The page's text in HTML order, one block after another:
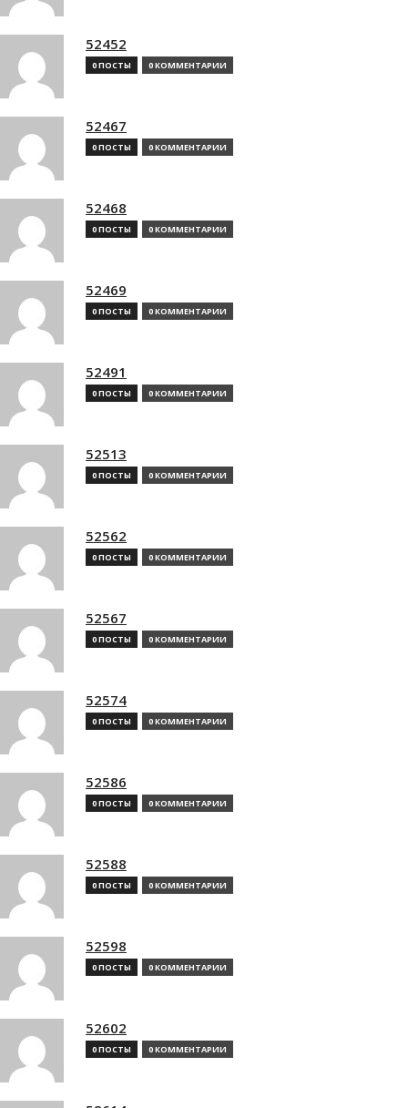
52452
0 ПОСТЫ 0 КОММЕНТАРИИ
52467
0 ПОСТЫ 0 КОММЕНТАРИИ
52468
0 ПОСТЫ 0 КОММЕНТАРИИ
52469
0 ПОСТЫ 0 КОММЕНТАРИИ
52491
0 ПОСТЫ 0 КОММЕНТАРИИ
52513
0 ПОСТЫ 0 КОММЕНТАРИИ
52562
0 ПОСТЫ 0 КОММЕНТАРИИ
52567
0 ПОСТЫ 0 КОММЕНТАРИИ
52574
0 ПОСТЫ 0 КОММЕНТАРИИ
52586
0 ПОСТЫ 0 КОММЕНТАРИИ
52588
0 ПОСТЫ 0 КОММЕНТАРИИ
52598
0 ПОСТЫ 0 КОММЕНТАРИИ
52602
0 ПОСТЫ 0 КОММЕНТАРИИ